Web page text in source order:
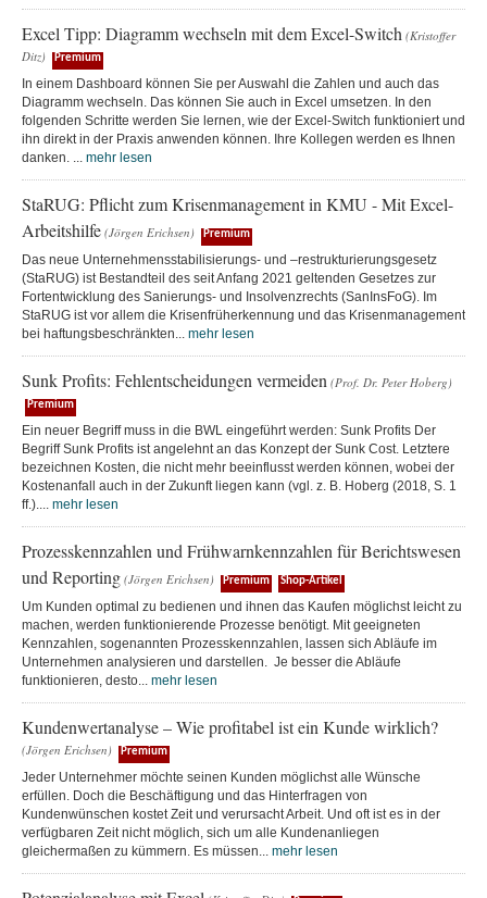
Excel Tipp: Diagramm wechseln mit dem Excel-Switch (Kristoffer
Ditz)
Premium
In einem Dashboard können Sie per Auswahl die Zahlen und auch das
Diagramm wechseln. Das können Sie auch in Excel umsetzen. In den
folgenden Schritte werden Sie lernen, wie der Excel-Switch funktioniert und
ihn direkt in der Praxis anwenden können. Ihre Kollegen werden es Ihnen
danken. ... mehr lesen
StaRUG: Pflicht zum Krisenmanagement in KMU - Mit Excel-
Arbeitshilfe (Jörgen Erichsen) Premium
Das neue Unternehmensstabilisierungs- und –restrukturierungsgesetz
(StaRUG) ist Bestandteil des seit Anfang 2021 geltenden Gesetzes zur
Fortentwicklung des Sanierungs- und Insolvenzrechts (SanInsFoG). Im
StaRUG ist vor allem die Krisenfrüherkennung und das Krisenmanagement
bei haftungsbeschränkten... mehr lesen
Sunk Profits: Fehlentscheidungen vermeiden (Prof. Dr. Peter Hoberg)
Premium
Ein neuer Begriff muss in die BWL eingeführt werden: Sunk Profits Der
Begriff Sunk Profits ist angelehnt an das Konzept der Sunk Cost. Letztere
bezeichnen Kosten, die nicht mehr beeinflusst werden können, wobei der
Kostenanfall auch in der Zukunft liegen kann (vgl. z. B. Hoberg (2018, S. 1
ff.).... mehr lesen
Prozesskennzahlen und Frühwarnkennzahlen für Berichtswesen
und Reporting (Jörgen Erichsen) Premium Shop-Artikel
Um Kunden optimal zu bedienen und ihnen das Kaufen möglichst leicht zu
machen, werden funktionierende Prozesse benötigt. Mit geeigneten
Kennzahlen, sogenannten Prozesskennzahlen, lassen sich Abläufe im
Unternehmen analysieren und darstellen. Je besser die Abläufe
funktionieren, desto... mehr lesen
Kundenwertanalyse – Wie profitabel ist ein Kunde wirklich?
(Jörgen Erichsen) Premium
Jeder Unternehmer möchte seinen Kunden möglichst alle Wünsche
erfüllen. Doch die Beschäftigung und das Hinterfragen von
Kundenwünschen kostet Zeit und verursacht Arbeit. Und oft ist es in der
verfügbaren Zeit nicht möglich, sich um alle Kundenanliegen
gleichermaßen zu kümmern. Es müssen... mehr lesen